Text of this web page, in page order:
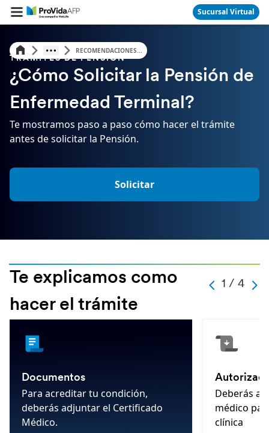
Sucursal Virtual
RECOMENDACIONES...
TRÁMITES DE PENSIÓN
¿Cómo Solicitar la Pensión de
Enfermedad Terminal?
Te mostramos paso a paso cómo hacer el trámite
antes de solicitar la Pensión.
Solicitar
Te explicamos como
hacer el trámite
1 / 4
-
Documentos
Para acreditar tu condición,
deberás adjuntar el Certificado
Médico.
Deberás
médico
clínica
-